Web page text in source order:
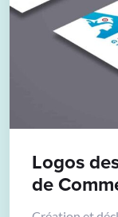
Logos
de